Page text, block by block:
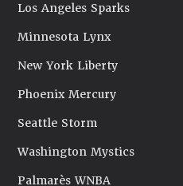
Los Angeles Sparks
Minnesota Lynx
New York Liberty
Phoenix Mercury
Seattle Storm
Washington Mystics
Palmarès WNBA